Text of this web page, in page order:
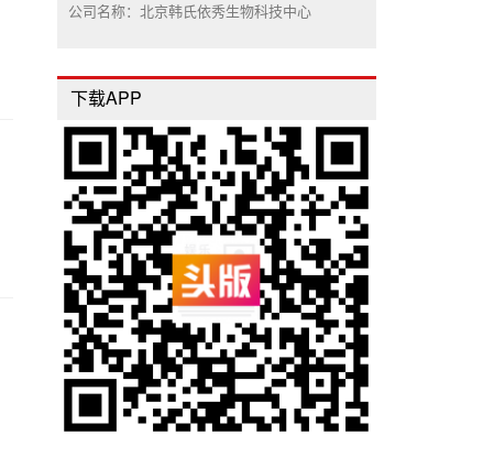
公司名称：北京韩氏依秀生物科技中心
下载APP